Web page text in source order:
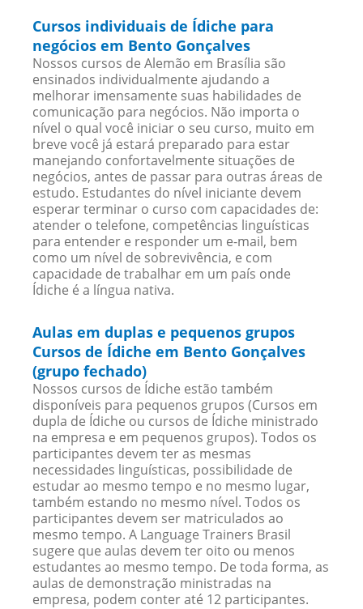
Cursos individuais de Ídiche para
negócios em Bento Gonçalves
Nossos cursos de Alemão em Brasília são
ensinados individualmente ajudando a
melhorar imensamente suas habilidades de
comunicação para negócios. Não importa o
nível o qual você iniciar o seu curso, muito em
breve você já estará preparado para estar
manejando confortavelmente situações de
negócios, antes de passar para outras áreas de
estudo. Estudantes do nível iniciante devem
esperar terminar o curso com capacidades de:
atender o telefone, competências linguísticas
para entender e responder um e-mail, bem
como um nível de sobrevivência, e com
capacidade de trabalhar em um país onde
Ídiche é a língua nativa.
Aulas em duplas e pequenos grupos
Cursos de Ídiche em Bento Gonçalves
(grupo fechado)
Nossos cursos de Ídiche estão também
disponíveis para pequenos grupos (Cursos em
dupla de Ídiche ou cursos de Ídiche ministrado
na empresa e em pequenos grupos). Todos os
participantes devem ter as mesmas
necessidades linguísticas, possibilidade de
estudar ao mesmo tempo e no mesmo lugar,
também estando no mesmo nível. Todos os
participantes devem ser matriculados ao
mesmo tempo. A Language Trainers Brasil
sugere que aulas devem ter oito ou menos
estudantes ao mesmo tempo. De toda forma, as
aulas de demonstração ministradas na
empresa, podem conter até 12 participantes.